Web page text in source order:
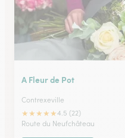
A Fleur de Pot
Contrexeville
★★★★★4.5 (22)
Route du Neufchâteau